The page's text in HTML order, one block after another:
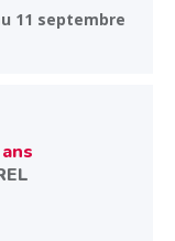
11 septembre